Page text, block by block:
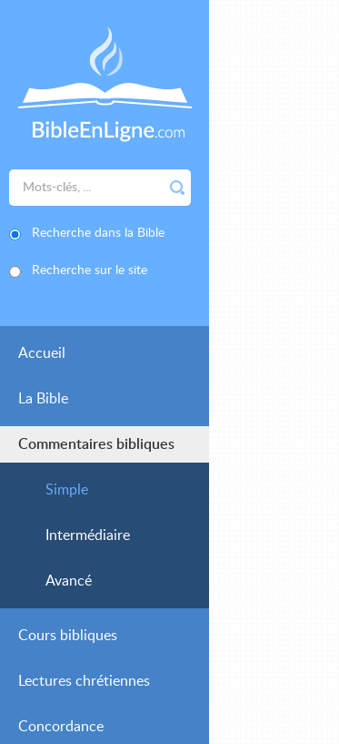
Recherche dans la Bible
Recherche sur le site
Accueil
La Bible
Commentaires bibliques
Simple
Intermédiaire
Avancé
Cours bibliques
Lectures chrétiennes
Journalières
Concordance